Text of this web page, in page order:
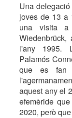
Una
joves de 13 a
una visita a
l'any 1995.
Palamós
que es fan
aquest any el
efemèride
2020, però